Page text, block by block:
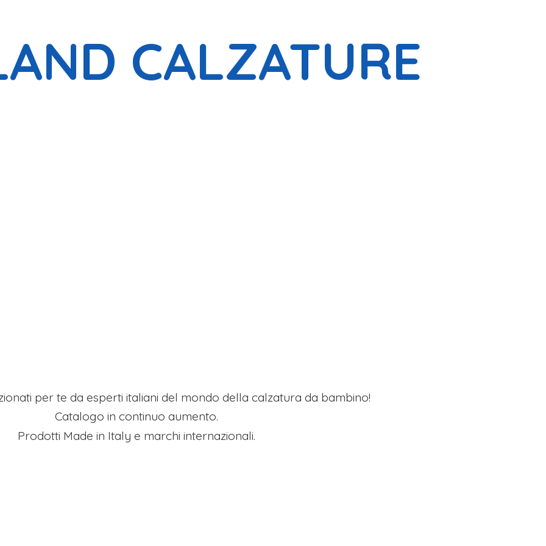
CALZATURE
per te da esperti italiani del mondo della calzatura da bambino!
Catalogo in continuo aumento.
Prodotti Made in Italy e marchi internazionali.